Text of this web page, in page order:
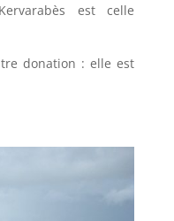
est celle
donation : elle est